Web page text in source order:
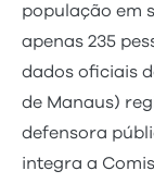
população em
apenas 235
dados oficiais
de Manaus)
defensora
integra a